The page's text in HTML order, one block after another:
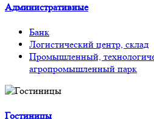
Административные
Банк
Логистический центр, склад
Промышленный,
агропромышленный парк
Гостиницы